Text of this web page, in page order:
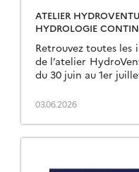
ATELIER
HYDROLOGIE
Retrouvez toutes
de l’atelier
du 30 juin au 1er
03.06.2026